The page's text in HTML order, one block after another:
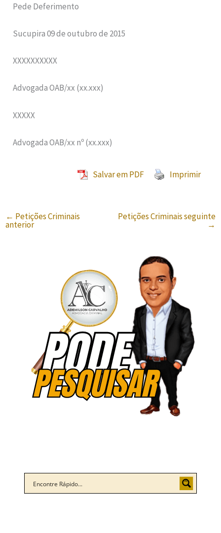
Pede Deferimento
Sucupira 09 de outubro de 2015
XXXXXXXXXX
Advogada OAB/xx (xx.xxx)
XXXXX
Advogada OAB/xx nº (xx.xxx)
Salvar em PDF Imprimir
← Petições Criminais
anterior
Petições Criminais seguinte
→